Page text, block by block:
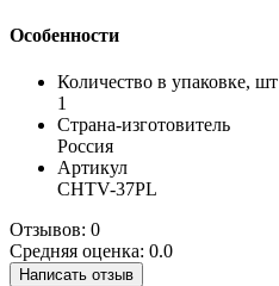
Особенности
Количество в упаковке, шт
1
Страна-изготовитель
Россия
Артикул
CHTV-37PL
Отзывов: 0
Средняя оценка: 0.0
Написать отзыв